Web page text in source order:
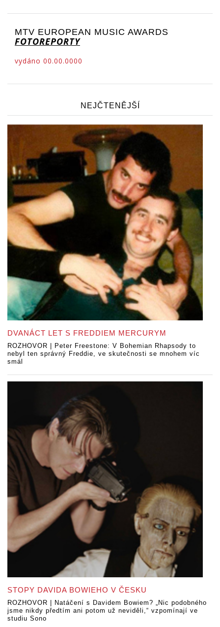
MTV EUROPEAN MUSIC AWARDS
FOTOREPORTY
vydáno 00.00.0000
NEJČTENĚJŠÍ
DVANÁCT LET S FREDDIEM MERCURYM
ROZHOVOR | Peter Freestone: V Bohemian Rhapsody to
nebyl ten správný Freddie, ve skutečnosti se mnohem víc
smál
STOPY DAVIDA BOWIEHO V ČESKU
ROZHOVOR | Natáčení s Davidem Bowiem? „Nic podobného
jsme nikdy předtím ani potom už neviděli,“ vzpomínají ve
studiu Sono